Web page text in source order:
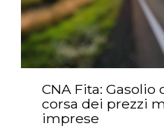
CNA Fita: Gasolio
corsa dei prezzi
imprese